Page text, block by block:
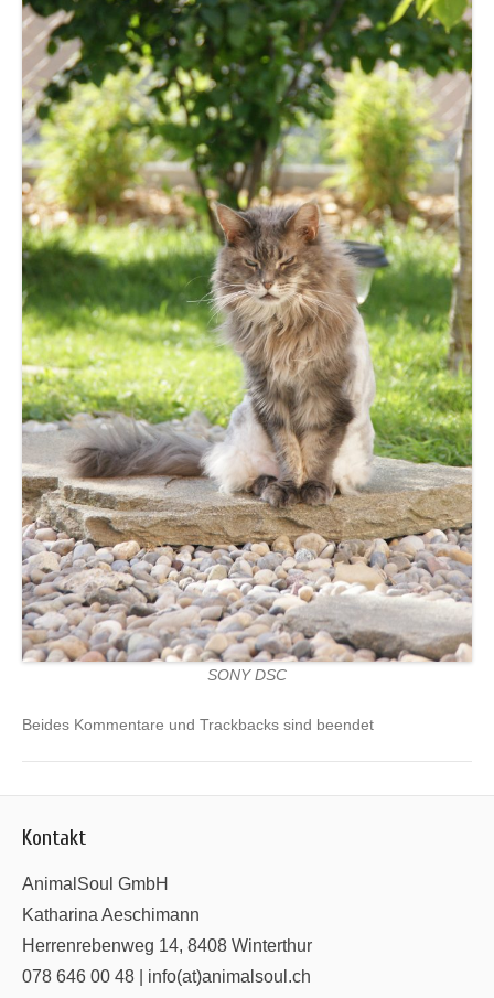
SONY DSC
Beides Kommentare und Trackbacks sind beendet
Kontakt
AnimalSoul GmbH
Katharina Aeschimann
Herrenrebenweg 14, 8408 Winterthur
078 646 00 48 | info(at)animalsoul.ch